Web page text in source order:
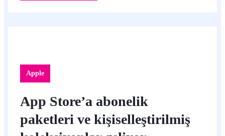
Apple
App Store’a abonelik
paketleri ve kişiselleştirilmiş